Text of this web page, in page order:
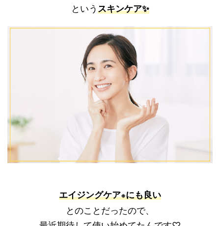
というスキンケア✨
エイジングケア※にも良い
とのことだったので、